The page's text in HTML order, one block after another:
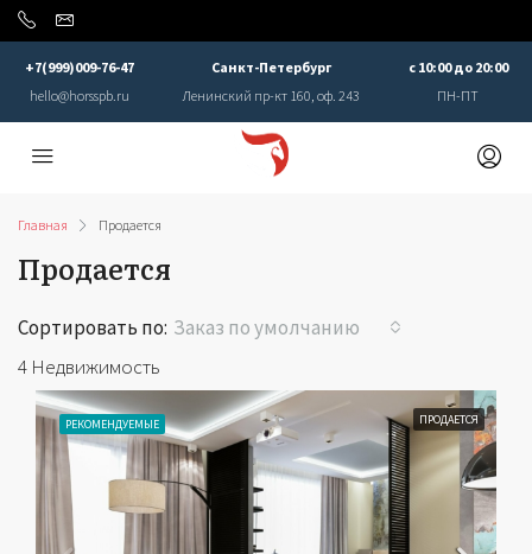
+7(999)009-76-47
hello@horsspb.ru
Санкт-Петербург
Ленинский пр-кт 160, оф. 243
с 10:00 до 20:00
ПН-ПТ
Главная Продается
Продается
4 Недвижимость
Сортировать по: Заказ по умолчанию
РЕКОМЕНДУЕМЫЕ ПРОДАЕТСЯ